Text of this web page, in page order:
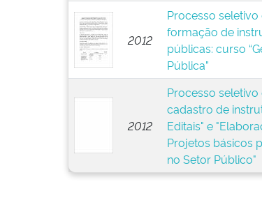
2012
Processo
formação de
públicas: curso
Pública”
2012
Processo
cadastro de
Editais" e
Projetos básicos
no Setor Público"